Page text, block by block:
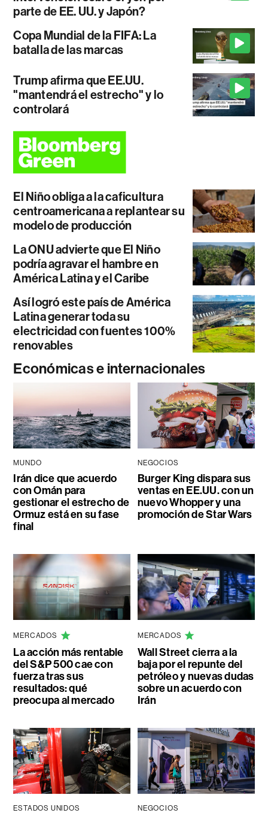
parte de EE. UU. y Japón?
Copa Mundial de la FIFA: La
batalla de las marcas
Trump afirma que EE.UU.
"mantendrá el estrecho" y lo
controlará
El Niño obliga a la caficultura
centroamericana a replantear su
modelo de producción
La ONU advierte que El Niño
podría agravar el hambre en
América Latina y el Caribe
Así logró este país de América
Latina generar toda su
electricidad con fuentes 100%
renovables
Económicas e internacionales
MUNDO
Irán dice que acuerdo
con Omán para
gestionar el estrecho de
Ormuz está en su fase
final
NEGOCIOS
Burger King dispara sus
ventas en EE.UU. con un
nuevo Whopper y una
promoción de Star Wars
MERCADOS
La acción más rentable
del S&P 500 cae con
fuerza tras sus
resultados: qué
preocupa al mercado
MERCADOS
Wall Street cierra a la
baja por el repunte del
petróleo y nuevas dudas
sobre un acuerdo con
Irán
ESTADOS UNIDOS NEGOCIOS